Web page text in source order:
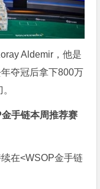
Aldemir，他是
夺冠后拿下800万
手链本周推荐赛
在<WSOP金手链